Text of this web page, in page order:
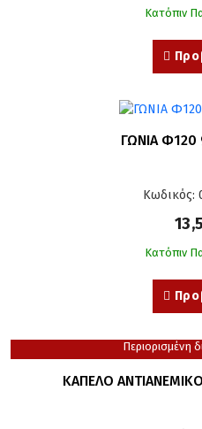
Κατόπιν
ΓΩΝΙΑ Φ120
Κωδικός:
Κατόπιν
Περιορισμένη
ΚΑΠΕΛΟ